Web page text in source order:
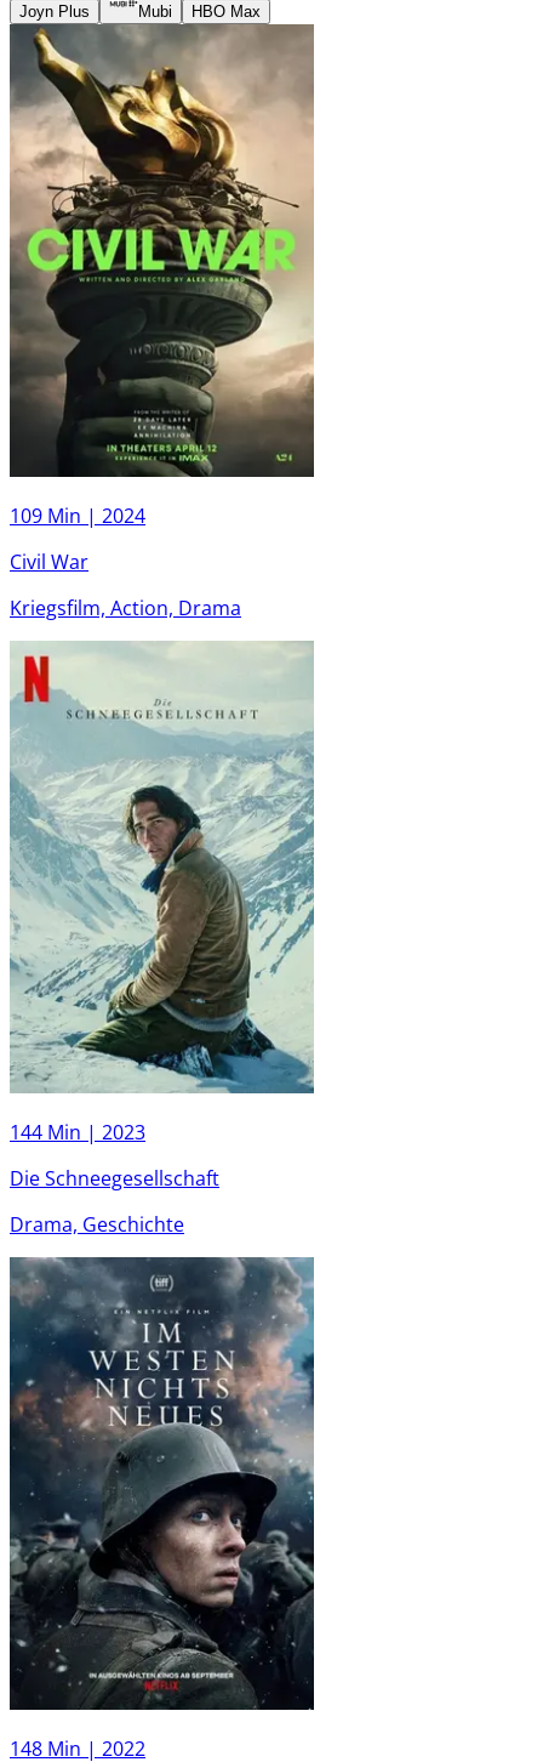
Joyn Plus Mubi HBO Max
109 Min | 2024
Civil War
Kriegsfilm, Action, Drama
144 Min | 2023
Die Schneegesellschaft
Drama, Geschichte
148 Min | 2022